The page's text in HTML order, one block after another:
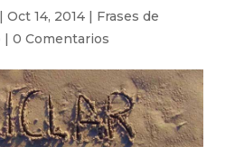
| Oct 14, 2014| Frases de
| 0 Comentarios